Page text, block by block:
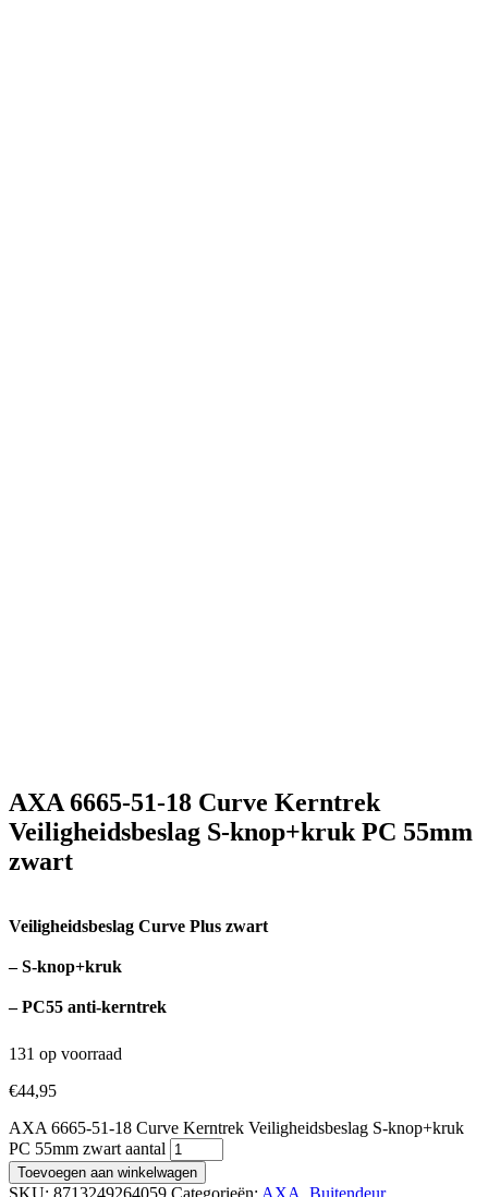
AXA 6665-51-18 Curve Kerntrek
Veiligheidsbeslag S-knop+kruk PC 55mm
zwart
Veiligheidsbeslag Curve Plus zwart
– S-knop+kruk
– PC55 anti-kerntrek
131 op voorraad
€44,95
AXA 6665-51-18 Curve Kerntrek Veiligheidsbeslag S-knop+kruk
PC 55mm zwart aantal
Toevoegen aan winkelwagen